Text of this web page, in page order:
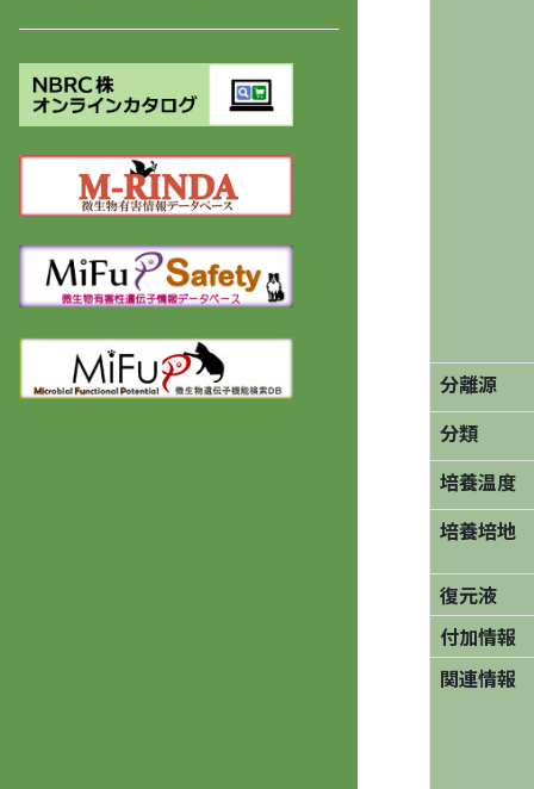
分離源
分類
培養温度
培養培地
復元液
付加情報
関連情報